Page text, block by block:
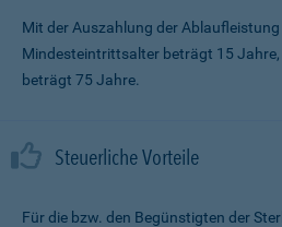
Mit der Auszahlung der
Mindesteintrittsalter beträgt 15
beträgt 75 Jahre.
Steuerliche Vorteile
Für die bzw. den Begünstigten der